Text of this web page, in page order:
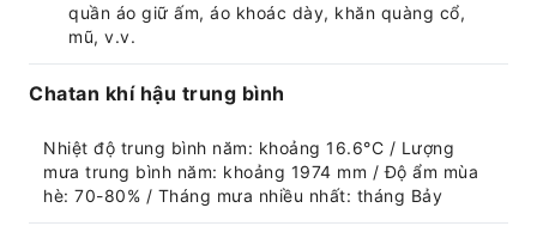
quần áo giữ ấm, áo khoác dày, khăn quàng cổ,
mũ, v.v.
Chatan khí hậu trung bình
Nhiệt độ trung bình năm: khoảng 16.6°C / Lượng
mưa trung bình năm: khoảng 1974 mm / Độ ẩm mùa
hè: 70-80% / Tháng mưa nhiều nhất: tháng Bảy